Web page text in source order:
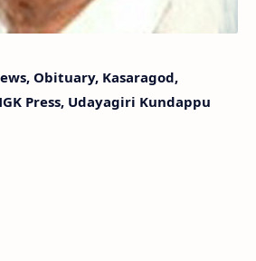
Obituary, Kasaragod,
Press, Udayagiri Kundappu